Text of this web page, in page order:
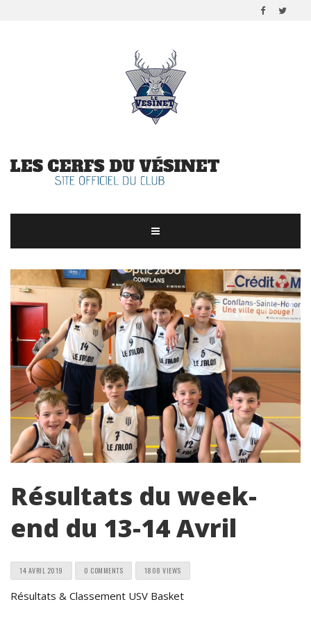
Résultats du week-
end du 13-14 Avril
14 AVRIL 2019 0 COMMENTS 1808 VIEWS
Résultats & Classement USV Basket